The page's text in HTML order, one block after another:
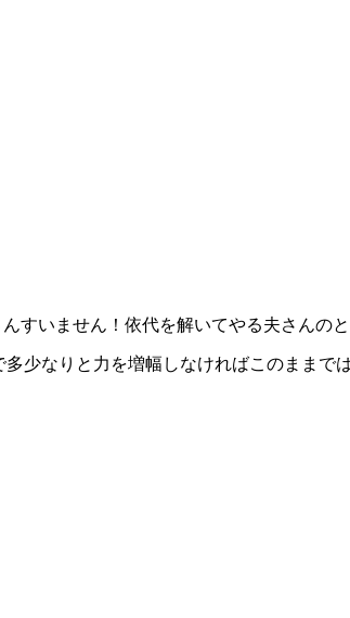
依代を解いてやる夫さんのとこ
増幅しなければこのままでは命